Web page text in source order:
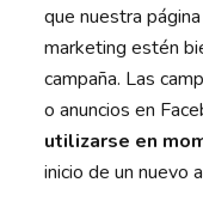
que nuestra
marketing estén
campaña. Las
o anuncios en
utilizarse en
inicio de un nuevo